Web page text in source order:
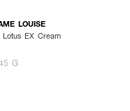
LOUISE
Lotus EX Cream
G